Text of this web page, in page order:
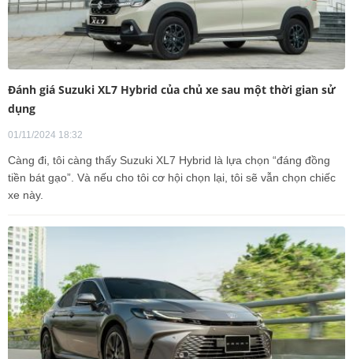
Đánh giá Suzuki XL7 Hybrid của chủ xe sau một thời gian sử
dụng
01/11/2024 18:32
Càng đi, tôi càng thấy Suzuki XL7 Hybrid là lựa chọn “đáng đồng
tiền bát gạo”. Và nếu cho tôi cơ hội chọn lại, tôi sẽ vẫn chọn chiếc
xe này.